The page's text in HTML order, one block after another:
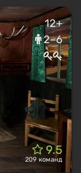
12+
2–6
9.5
209 команд